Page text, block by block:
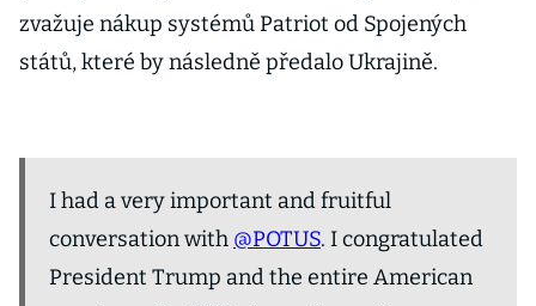
zvažuje nákup systémů Patriot od Spojených
států, které by následně předalo Ukrajině.
I had a very important and fruitful
conversation with @POTUS. I congratulated
President Trump and the entire American